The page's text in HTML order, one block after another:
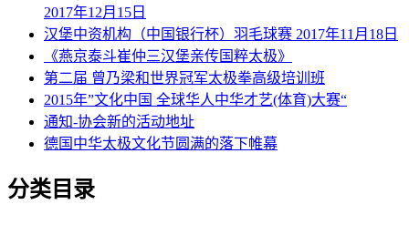
2017年12月15日
汉堡中资机构（中国银行杯）羽毛球赛 2017年11月18日
《燕京泰斗崔仲三汉堡亲传国粹太极》
第二届 曾乃梁和世界冠军太极拳高级培训班
2015年”文化中国 全球华人中华才艺(体育)大赛“
通知-协会新的活动地址
德国中华太极文化节圆满的落下帷幕
分类目录